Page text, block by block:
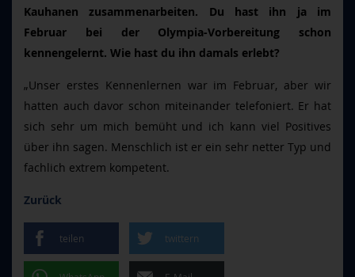
Kauhanen zusammenarbeiten. Du hast ihn ja im
Februar bei der Olympia-Vorbereitung schon
kennengelernt. Wie hast du ihn damals erlebt?
„Unser erstes Kennenlernen war im Februar, aber wir
hatten auch davor schon miteinander telefoniert. Er hat
sich sehr um mich bemüht und ich kann viel Positives
über ihn sagen. Menschlich ist er ein sehr netter Typ und
fachlich extrem kompetent.
Zurück
teilen twittern